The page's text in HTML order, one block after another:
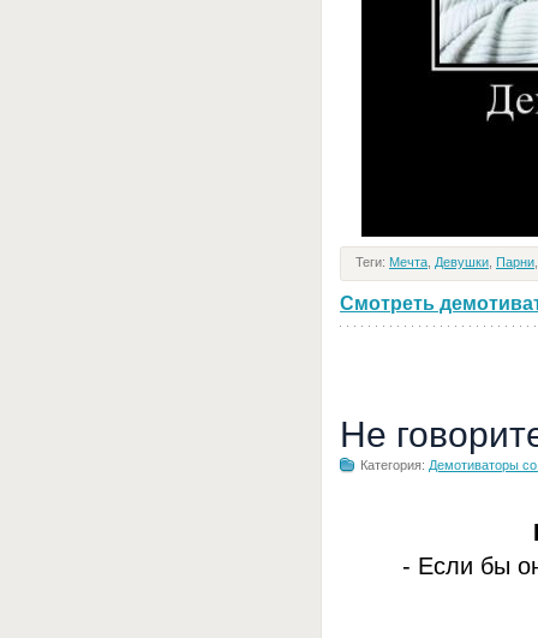
Теги: Мечта Девушки Парни
Смотреть
Не
Категория: Демотиваторы
- Если бы